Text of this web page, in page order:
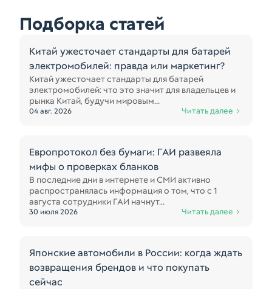
Подборка статей
Китай ужесточает стандарты для батарей
электромобилей: правда или маркетинг?
Китай ужесточает стандарты для батарей
электромобилей: что это значит для владельцев и
рынка Китай, будучи мировым...
04 авг. 2026 Читать далее
Европротокол без бумаги: ГАИ развеяла
мифы о проверках бланков
В последние дни в интернете и СМИ активно
распространялась информация о том, что с 1
августа сотрудники ГАИ начнут...
30 июля 2026 Читать далее
Японские автомобили в России: когда ждать
возвращения брендов и что покупать
сейчас